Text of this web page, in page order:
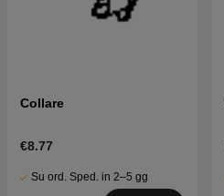
Collare
€8.77
Su ord. Sped. in 2–5 gg